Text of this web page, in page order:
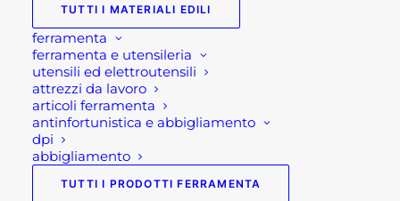
TUTTI I MATERIALI EDILI
ferramenta
ferramenta e utensileria
utensili ed elettroutensili
attrezzi da lavoro
articoli ferramenta
antinfortunistica e abbigliamento
dpi
abbigliamento
TUTTI I PRODOTTI FERRAMENTA
PLASTICA
QUADRATA
CON
FESTONE
quantità
SKU
GV03FQUA
Categorie
ARREDO GIARDINO
IN PLASTICA E VASI DESIGN
GIARDINAGGIO,VASI E
FIORIERE